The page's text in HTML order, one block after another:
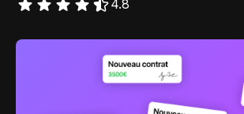
4.8